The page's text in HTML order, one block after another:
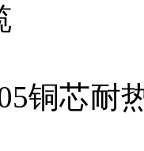
铜芯耐